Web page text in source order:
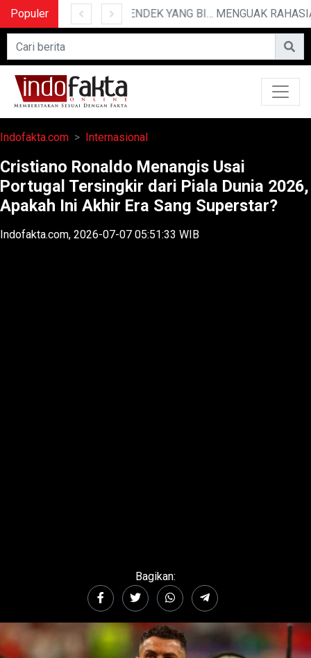
Populer 10 CERITA LUCU PENDEK YANG BIKIN NGAKAK
Indofakta.com Internasional
Cristiano Ronaldo Menangis Usai
Portugal Tersingkir dari Piala Dunia 2026,
Apakah Ini Akhir Era Sang Superstar?
Indofakta.com, 2026-07-07 05:51:33 WIB
Bagikan: